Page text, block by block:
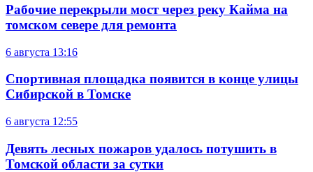
Рабочие перекрыли мост через реку Кайма на
томском севере для ремонта
6 августа 13:16
Спортивная площадка появится в конце улицы
Сибирской в Томске
6 августа 12:55
Девять лесных пожаров удалось потушить в
Томской области за сутки